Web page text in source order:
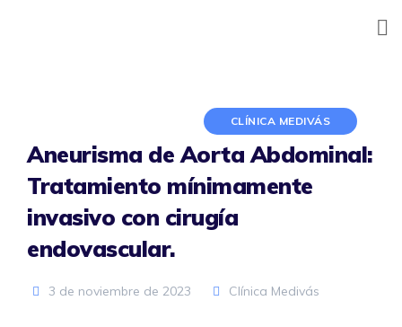
CLÍNICA MEDIVÁS
Aneurisma de Aorta Abdominal:
Tratamiento mínimamente
invasivo con cirugía
endovascular.
3 de noviembre de 2023 Clínica Medivás